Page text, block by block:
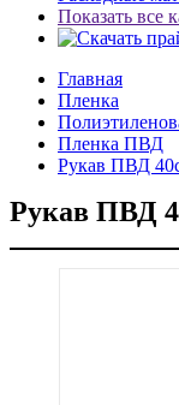
Показать все
Главная
Пленка
Пленка ПВД
Рукав ПВД
Рукав ПВД